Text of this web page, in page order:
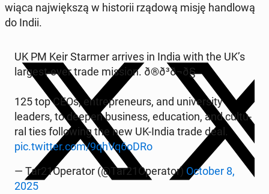
wią­ca naj­więk­szą w hi­sto­rii rządową misję han­dlo­wą
do Indii.
UK PM Keir Starmer arrives in India with the UK’s
largest-ever trade mission. ð®ð³ð¬ð§
125 top CEOs, en­tre­pre­neurs, and uni­ver­si­ty
leaders, to deepen bu­si­ness, edu­ca­tion, and cul­tu­
ral ties fol­lo­wing the new UK-India trade deal.
pic.twitter.com/9qhVq6oDRo
— Tar21Ope­ra­tor (@Tar21Ope­ra­tor) October 8,
2025